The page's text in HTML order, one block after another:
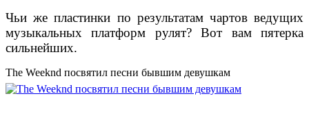
Чьи же пластинки по результатам чартов ведущих
музыкальных платформ рулят? Вот вам пятерка
сильнейших.
The Weeknd посвятил песни бывшим девушкам